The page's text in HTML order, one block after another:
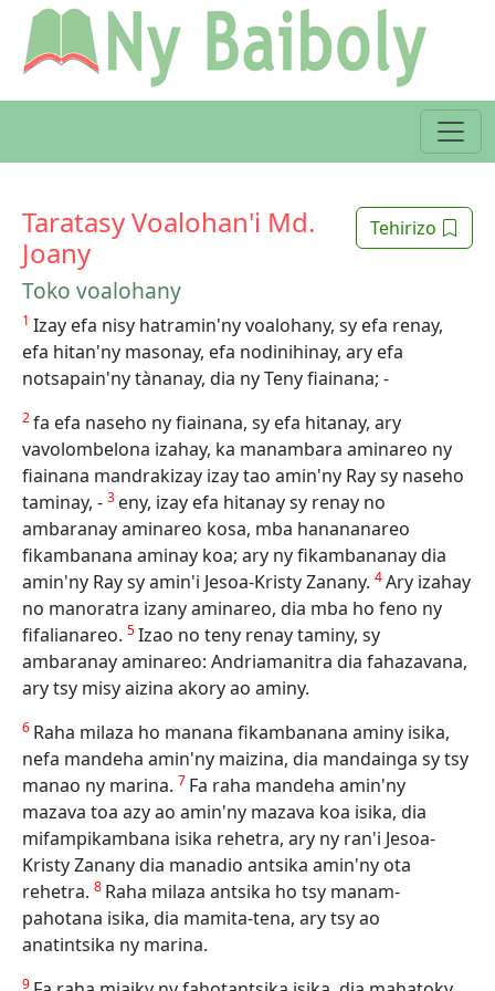
Tehirizo
Taratasy Voalohan'i Md.
Joany
Toko voalohany
1 Izay efa nisy hatramin'ny voalohany, sy efa renay,
efa hitan'ny masonay, efa nodinihinay, ary efa
notsapain'ny tànanay, dia ny Teny fiainana; -
2fa efa naseho ny fiainana, sy efa hitanay, ary
vavolombelona izahay, ka manambara aminareo ny
fiainana mandrakizay izay tao amin'ny Ray sy naseho
taminay, - 3 eny, izay efa hitanay sy renay no
ambaranay aminareo kosa, mba hanananareo
fikambanana aminay koa; ary ny fikambananay dia
amin'ny Ray sy amin'i Jesoa-Kristy Zanany. 4Ary izahay
no manoratra izany aminareo, dia mba ho feno ny
fifalianareo. 5Izao no teny renay taminy, sy
ambaranay aminareo: Andriamanitra dia fahazavana,
ary tsy misy aizina akory ao aminy.
6 Raha milaza ho manana fikambanana aminy isika,
nefa mandeha amin'ny maizina, dia mandainga sy tsy
manao ny marina. 7 Fa raha mandeha amin'ny
mazava toa azy ao amin'ny mazava koa isika, dia
mifampikambana isika rehetra, ary ny ran'i Jesoa-
Kristy Zanany dia manadio antsika amin'ny ota
rehetra. 8 Raha milaza antsika ho tsy manam-
pahotana isika, dia mamita-tena, ary tsy ao
anatintsika ny marina.
9